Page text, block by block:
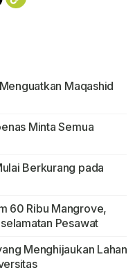
Maqashid
Minta Semua
Berkurang pada
60 Ribu Mangrove,
Pesawat
Menghijaukan Lahan